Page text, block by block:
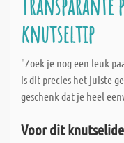
knutseltip
"Zoek je nog een leuk
is dit precies het juiste
geschenk dat je heel
Voor dit